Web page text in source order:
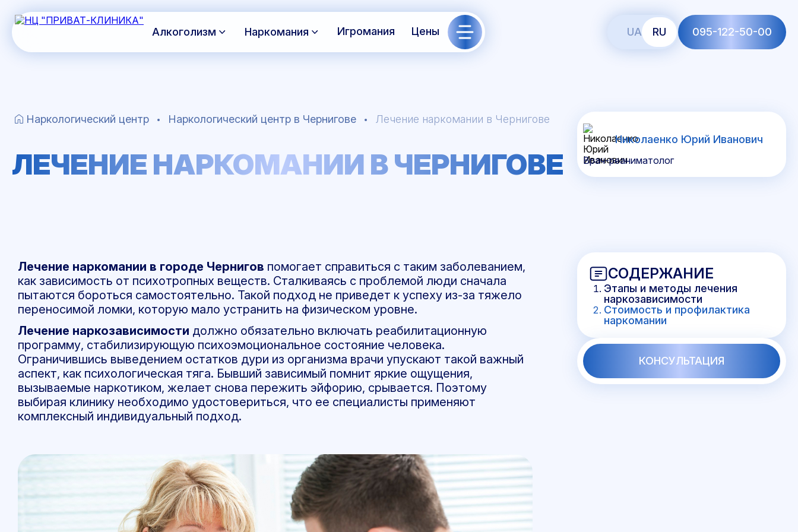
Алкоголизм Наркомания Игромания Цены RU
UA 095-122-50-00
Наркологический центр Наркологический центр в Чернигове Лечение наркомании в Чернигове
ЛЕЧЕНИЕ НАРКОМАНИИ В ЧЕРНИГОВЕ
Николаенко Юрий Иванович
Врач-реаниматолог
Лечение наркомании в городе Чернигов помогает справиться с таким заболеванием,
как зависимость от психотропных веществ. Сталкиваясь с проблемой люди сначала
пытаются бороться самостоятельно. Такой подход не приведет к успеху из-за тяжело
переносимой ломки, которую мало устранить на физическом уровне.
Лечение наркозависимости должно обязательно включать реабилитационную
программу, стабилизирующую психоэмоциональное состояние человека.
Ограничившись выведением остатков дури из организма врачи упускают такой важный
аспект, как психологическая тяга. Бывший зависимый помнит яркие ощущения,
вызываемые наркотиком, желает снова пережить эйфорию, срывается. Поэтому
выбирая клинику необходимо удостовериться, что ее специалисты применяют
комплексный индивидуальный подход.
СОДЕРЖАНИЕ
Этапы и методы лечения
наркозависимости
Стоимость и профилактика
наркомании
КОНСУЛЬТАЦИЯ